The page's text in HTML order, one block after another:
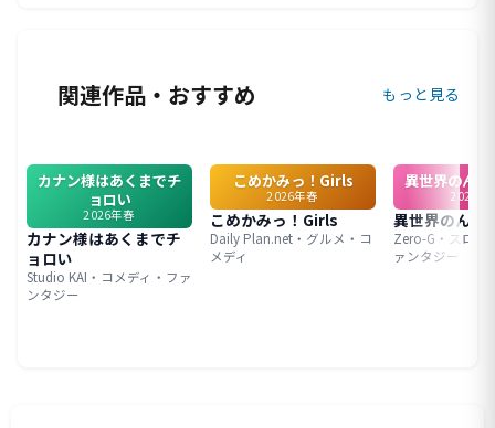
関連作品・おすすめ もっと見る
カナン様はあくまでチ
ョロい
2026年春
カナン様はあくまでチ
ョロい
Studio KAI・コメディ・ファ
ンタジー
こめかみっ！Girls
2026年春
こめかみっ！Girls
Daily Plan.net・グルメ・コ
メディ
異世界のん
2026年
異世界のんび
Zero-G・スロー
ァンタジー